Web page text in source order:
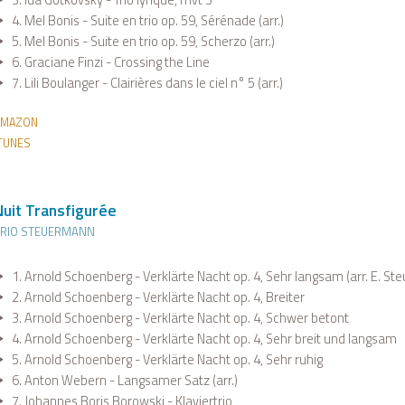
4. Mel Bonis - Suite en trio op. 59, Sérénade (arr.)
5. Mel Bonis - Suite en trio op. 59, Scherzo (arr.)
6. Graciane Finzi - Crossing the Line
7. Lili Boulanger - Clairières dans le ciel n° 5 (arr.)
Transfigurée
STEUERMANN
1. Arnold Schoenberg - Verklärte Nacht op. 4, Sehr langsam (arr. E.
2. Arnold Schoenberg - Verklärte Nacht op. 4, Breiter
3. Arnold Schoenberg - Verklärte Nacht op. 4, Schwer betont
4. Arnold Schoenberg - Verklärte Nacht op. 4, Sehr breit und langsam
5. Arnold Schoenberg - Verklärte Nacht op. 4, Sehr ruhig
6. Anton Webern - Langsamer Satz (arr.)